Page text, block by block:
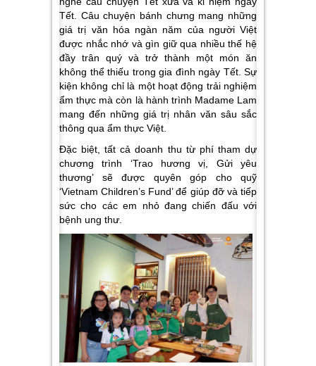
Tết. Câu chuyện bánh chưng mang những
giá trị văn hóa ngàn năm của người Việt
được nhắc nhớ và gìn giữ qua nhiều thế hệ
đầy trân quý và trở thành một món ăn
không thể thiếu trong gia đình ngày Tết. Sự
kiện không chỉ là một hoạt động trải nghiệm
ẩm thực mà còn là hành trình Madame Lam
mang đến những giá trị nhân văn sâu sắc
thông qua ẩm thực Việt.
Đặc biệt, tất cả doanh thu từ phí tham dự
chương trình ‘Trao hương vị, Gửi yêu
thương’ sẽ được quyên góp cho quỹ
‘Vietnam Children’s Fund’ để giúp đỡ và tiếp
sức cho các em nhỏ đang chiến đấu với
bệnh ung thư.